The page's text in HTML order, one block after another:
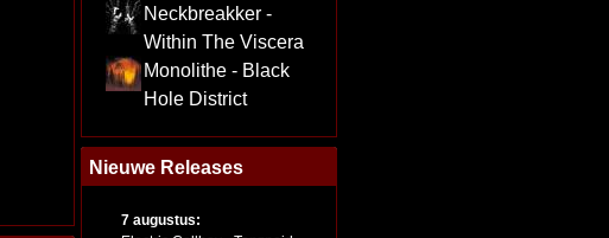
Neckbreakker -
Within The Viscera
Monolithe - Black
Hole District
Nieuwe Releases
7 augustus: